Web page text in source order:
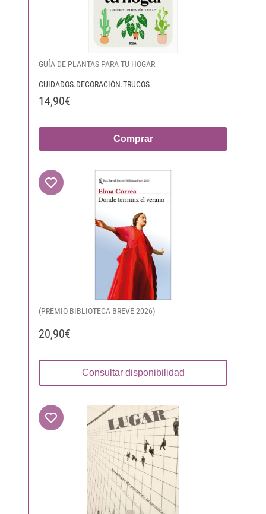
GUÍA DE PLANTAS PARA TU HOGAR
CUIDADOS.DECORACIÓN.TRUCOS
14,90€
Comprar
(PREMIO BIBLIOTECA BREVE 2026)
20,90€
Consultar disponibilidad